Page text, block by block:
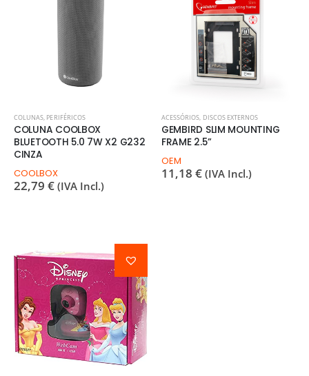
COLUNAS, PERIFÉRICOS
COLUNA COOLBOX
BLUETOOTH 5.0 7W X2 G232
CINZA
COOLBOX
22,79 € (IVA Incl.)
ACESSÓRIOS, DISCOS EXTERNOS
GEMBIRD SLIM MOUNTING
FRAME 2.5”
OEM
11,18 € (IVA Incl.)